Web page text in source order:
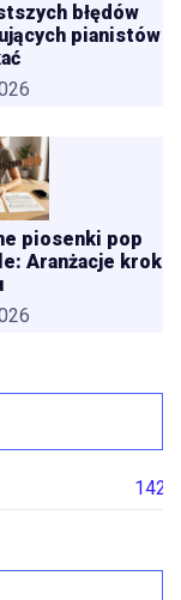
błędów
pianistów
piosenki pop
Aranżacje krok
142